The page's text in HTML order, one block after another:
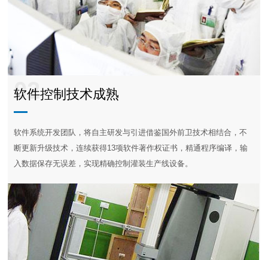
02
软件控制技术成熟
软件系统开发团队，将自主研发与引进借鉴国外前卫技术相结合，不
断更新升级技术，连续获得13项软件著作权证书，精通程序编译，输
入数据保存无误差，实现精确控制灌装生产线设备。